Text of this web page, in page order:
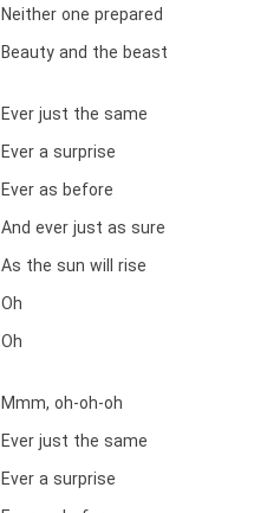
Neither one prepared
Beauty and the beast
Ever just the same
Ever a surprise
Ever as before
And ever just as sure
As the sun will rise
Oh
Oh
Mmm, oh-oh-oh
Ever just the same
Ever a surprise